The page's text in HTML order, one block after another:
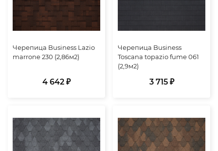
Черепица Business Lazio
marrone 230 (2,86м2)
4 642 ₽
Черепица Business
Toscana topazio fume 061
(2,9м2)
3 715 ₽